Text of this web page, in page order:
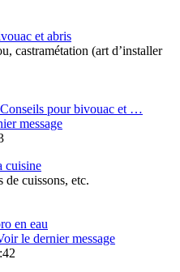
et abris
castramétation (art d’installer
pour bivouac et …
message
cuisine
de cuissons, etc.
en eau
le dernier message